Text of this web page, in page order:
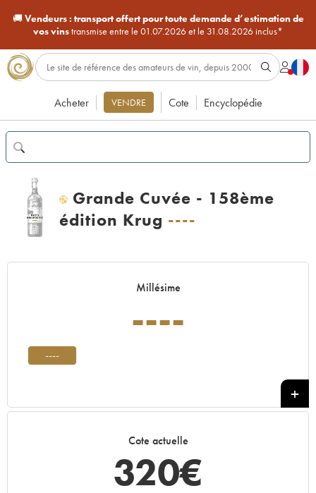
🚚Vendeurs : transport offert pour toute demande d’estimation de
vos vinstransmise entre le 01.07.2026 et le 31.08.2026 inclus*
Acheter VENDRE Cote Encyclopédie
H
Grande Cuvée - 158ème
édition Krug ----
Millésime
----
----
Cote actuelle
320€